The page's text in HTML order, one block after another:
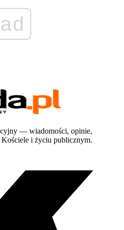
ad
— wiadomości, opinie,
Kościele i życiu publicznym.